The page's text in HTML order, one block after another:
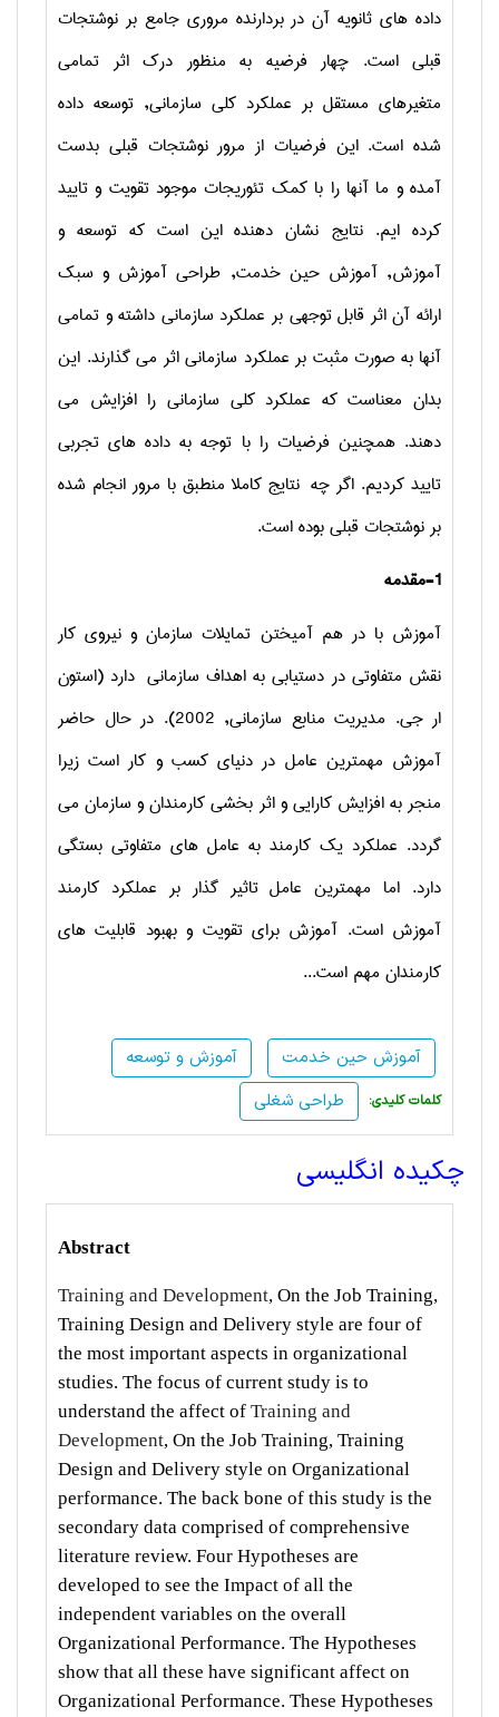
داده های ثانویه آن در بردارنده مروری جامع بر نوشتجات
قبلی است. چهار فرضیه به منظور درک اثر تمامی
متغیرهای مستقل بر عملکرد کلی سازمانی, توسعه داده
شده است. این فرضیات از مرور نوشتجات قبلی بدست
آمده و ما آنها را با کمک تئوریجات موجود تقویت و تایید
کرده ایم. نتایج نشان دهنده این است که توسعه و
آموزش, آموزش حین خدمت, طراحی آموزش و سبک
ارائه آن اثر قابل توجهی بر عملکرد سازمانی داشته و تمامی
آنها به صورت مثبت بر عملکرد سازمانی اثر می گذارند. این
بدان معناست که عملکرد کلی سازمانی را افزایش می
دهند. همچنین فرضیات را با توجه به داده های تجربی
تایید کردیم. اگر چه نتایج کاملا منطبق با مرور انجام شده
بر نوشتجات قبلی بوده است.
1-مقدمه
آموزش با در هم آمیختن تمایلات سازمان و نیروی کار
نقش متفاوتی در دستیابی به اهداف سازمانی دارد (استون
ار جی. مدیریت منابع سازمانی, 2002). در حال حاضر
آموزش مهمترین عامل در دنیای کسب و کار است زیرا
منجر به افزایش کارایی و اثر بخشی کارمندان و سازمان می
گردد. عملکرد یک کارمند به عامل های متفاوتی بستگی
دارد. اما مهمترین عامل تاثیر گذار بر عملکرد کارمند
آموزش است. آموزش برای تقویت و بهبود قابلیت های
کارمندان مهم است...
آموزش و توسعه
آموزش حین خدمت
طراحی شغلی
:کلمات کلیدی
چکیده انگلیسی
Abstract
Training and Development, On the Job Training,
Training Design and Delivery style are four of
the most important aspects in organizational
studies. The focus of current study is to
understand the affect of Training and
Development, On the Job Training, Training
Design and Delivery style on Organizational
performance. The back bone of this study is the
secondary data comprised of comprehensive
literature review. Four Hypotheses are
developed to see the Impact of all the
independent variables on the overall
Organizational Performance. The Hypotheses
show that all these have significant affect on
Organizational Performance. These Hypotheses